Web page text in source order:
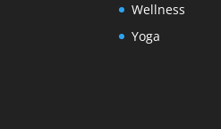
Wellness
Yoga